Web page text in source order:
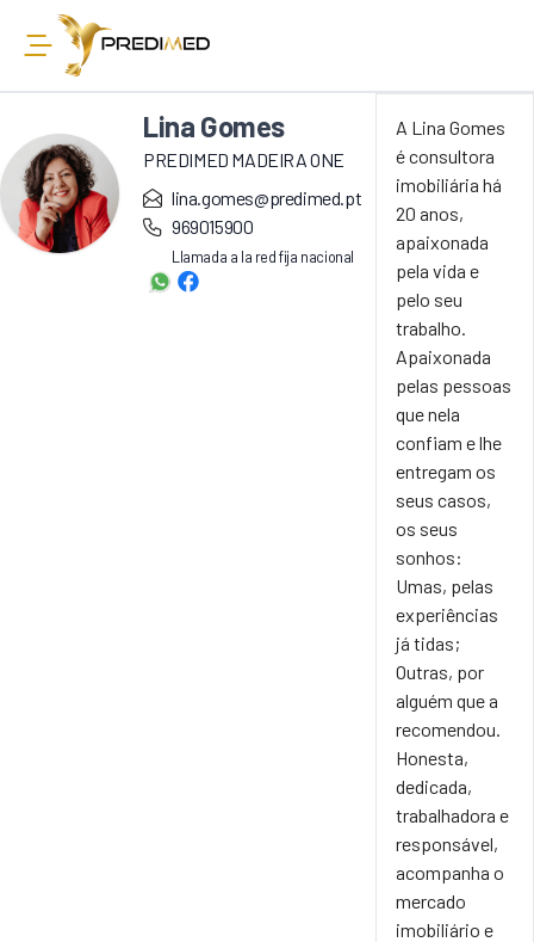
Lina Gomes
PREDIMED MADEIRA ONE
lina.gomes@predimed.pt
969015900
Llamada a la red fija nacional
A Lina Gomes
é consultora
imobiliária há
20 anos,
apaixonada
pela vida e
pelo seu
trabalho.
Apaixonada
pelas pessoas
que nela
confiam e lhe
entregam os
seus casos,
os seus
sonhos:
Umas, pelas
experiências
já tidas;
Outras, por
alguém que a
recomendou.
Honesta,
dedicada,
trabalhadora e
responsável,
acompanha o
mercado
imobiliário e